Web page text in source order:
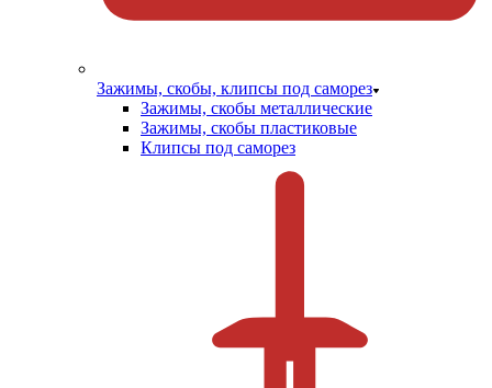
Зажимы, скобы, клипсы под саморез
Зажимы, скобы металлические
Зажимы, скобы пластиковые
Клипсы под саморез